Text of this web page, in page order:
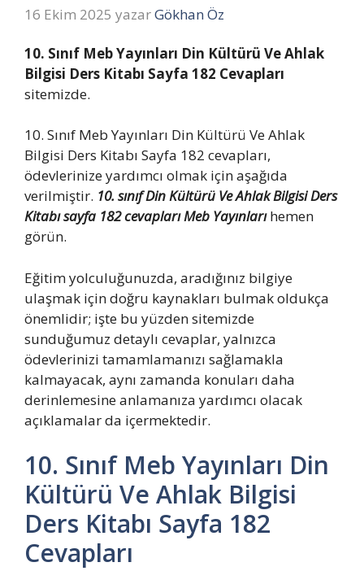
16 Ekim 2025 yazarGökhan Öz
10. Sınıf Meb Yayınları Din Kültürü Ve Ahlak
Bilgisi Ders Kitabı Sayfa 182 Cevapları
sitemizde.
10. Sınıf Meb Yayınları Din Kültürü Ve Ahlak
Bilgisi Ders Kitabı Sayfa 182 cevapları,
ödevlerinize yardımcı olmak için aşağıda
verilmiştir. 10. sınıf Din Kültürü Ve Ahlak Bilgisi Ders
Kitabı sayfa 182 cevapları Meb Yayınlarıhemen
görün.
Eğitim yolculuğunuzda, aradığınız bilgiye
ulaşmak için doğru kaynakları bulmak oldukça
önemlidir; işte bu yüzden sitemizde
sunduğumuz detaylı cevaplar, yalnızca
ödevlerinizi tamamlamanızı sağlamakla
kalmayacak, aynı zamanda konuları daha
derinlemesine anlamanıza yardımcı olacak
açıklamalar da içermektedir.
10. Sınıf Meb Yayınları Din
Kültürü Ve Ahlak Bilgisi
Ders Kitabı Sayfa 182
Cevapları